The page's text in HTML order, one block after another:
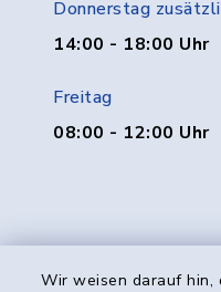
Wir weisen darauf hin,
Donnerstag
14:00 - 18:00 Uhr
Freitag
08:00 - 12:00 Uhr